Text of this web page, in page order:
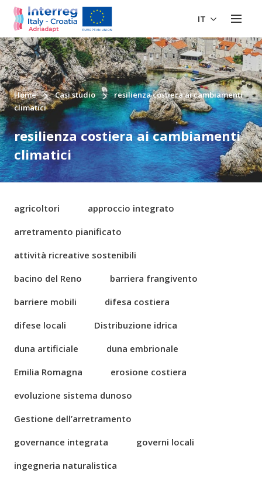
IT
Home Casi studio
resilienza costiera ai cambiamenti
climatici
resilienza costiera ai cambiamenti
climatici
agricoltori
approccio integrato
arretramento pianificato
attività ricreative sostenibili
bacino del Reno
barriera frangivento
barriere mobili
difesa costiera
difese locali
Distribuzione idrica
duna artificiale
duna embrionale
Emilia Romagna
erosione costiera
evoluzione sistema dunoso
Gestione dell’arretramento
governance integrata
governi locali
ingegneria naturalistica